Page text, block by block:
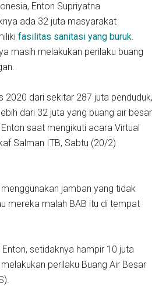
Enton Supriyatna
ada 32 juta masyarakat
fasilitas sanitasi yang buruk.
masih melakukan perilaku buang
2020 dari sekitar 287 juta penduduk,
dari 32 juta yang buang air besar
saat mengikuti acara Virtual
Salman ITB, Sabtu (20/2)
jamban yang tidak
mereka malah BAB itu di tempat
setidaknya hampir 10 juta
perilaku Buang Air Besar